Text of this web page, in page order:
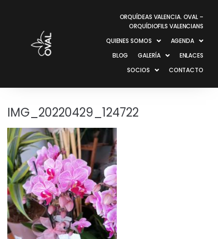
ORQUÍDEAS VALENCIA. OVAL –
ORQUÍDIOFILS VALENCIANS
QUIENES SOMOS
AGENDA
BLOG
GALERÍA
ENLACES
SOCIOS
CONTACTO
IMG_20220429_124722